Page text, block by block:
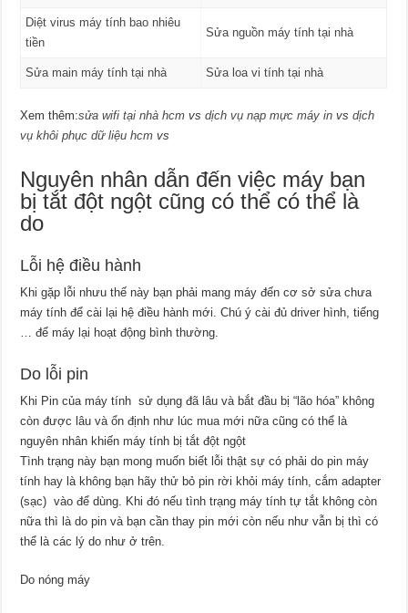
Diệt virus máy tính bao nhiêu
tiền
Sửa nguồn máy tính tại nhà
Sửa main máy tính tại nhà Sửa loa vi tính tại nhà
Xem thêm:sửa wifi tại nhà hcm vsdịch vụ nạp mực máy in vsdịch
vụ khôi phục dữ liệu hcm vs
Nguyên nhân dẫn đến việc máy bạn
bị tắt đột ngột cũng có thể có thể là
do
Lỗi hệ điều hành
Khi gặp lỗi nhưu thế này bạn phải mang máy đến cơ sở sửa chưa
máy tính để cài lại hệ điều hành mới. Chú ý cài đủ driver hình, tiếng
… để máy lại hoạt động bình thường.
Do lỗi pin
Khi Pin của máy tính sử dụng đã lâu và bắt đầu bị “lão hóa” không
còn được lâu và ổn định như lúc mua mới nữa cũng có thể là
nguyên nhân khiến máy tính bị tắt đột ngột
Tình trạng này bạn mong muốn biết lỗi thật sự có phải do pin máy
tính hay là không bạn hãy thử bỏ pin rời khỏi máy tính, cắm adapter
(sạc) vào để dùng. Khi đó nếu tình trạng máy tính tự tắt không còn
nữa thì là do pin và bạn cần thay pin mới còn nếu như vẫn bị thì có
thể là các lý do như ở trên.
Do nóng máy